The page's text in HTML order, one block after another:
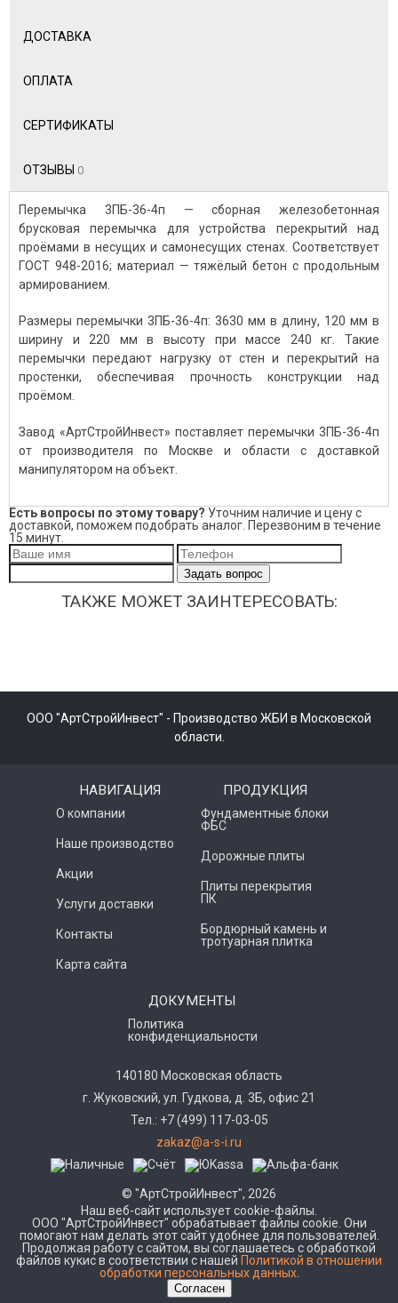
ДОСТАВКА
ОПЛАТА
СЕРТИФИКАТЫ
ОТЗЫВЫ 0
Перемычка 3ПБ-36-4п — сборная железобетонная
брусковая перемычка для устройства перекрытий над
проёмами в несущих и самонесущих стенах. Соответствует
ГОСТ 948-2016; материал — тяжёлый бетон с продольным
армированием.
Размеры перемычки 3ПБ-36-4п: 3630 мм в длину, 120 мм в
ширину и 220 мм в высоту при массе 240 кг. Такие
перемычки передают нагрузку от стен и перекрытий на
простенки, обеспечивая прочность конструкции над
проёмом.
Завод «АртСтройИнвест» поставляет перемычки 3ПБ-36-4п
от производителя по Москве и области с доставкой
манипулятором на объект.
Есть вопросы по этому товару? Уточним наличие и цену с
доставкой, поможем подобрать аналог. Перезвоним в течение
15 минут.
Задать вопрос
ТАКЖЕ МОЖЕТ ЗАИНТЕРЕСОВАТЬ:
ООО "АртСтройИнвест" - Производство ЖБИ в Московской
области.
НАВИГАЦИЯ
О компании
Наше производство
Акции
Услуги доставки
Контакты
Карта сайта
ПРОДУКЦИЯ
Фундаментные блоки
ФБС
Дорожные плиты
Плиты перекрытия
ПК
Бордюрный камень и
тротуарная плитка
ДОКУМЕНТЫ
Политика
конфиденциальности
140180 Московская область
г. Жуковский, ул. Гудкова, д. 3Б, офис 21
Тел.: +7 (499) 117-03-05
zakaz@a-s-i.ru
© "АртСтройИнвест", 2026
Наш веб-сайт использует cookie-файлы.
ООО "АртСтройИнвест" обрабатывает файлы cookie. Они
помогают нам делать этот сайт удобнее для пользователей.
Продолжая работу с сайтом, вы соглашаетесь с обработкой
файлов кукис в соответствии с нашей Политикой в отношении
обработки персональных данных.
Согласен